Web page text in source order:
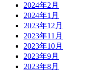
2024年2月
2024年1月
2023年12月
2023年11月
2023年10月
2023年9月
2023年8月